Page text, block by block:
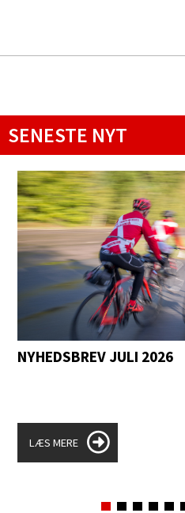
SENESTE NYT
NYHEDSBREV JULI 2026
LÆS MERE